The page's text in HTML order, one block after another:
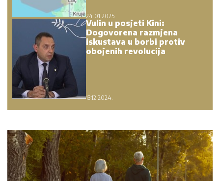
24.01.2025.
Vulin u posjeti Kini:
Dogovorena razmjena
iskustava u borbi protiv
obojenih revolucija
13.12.2024.